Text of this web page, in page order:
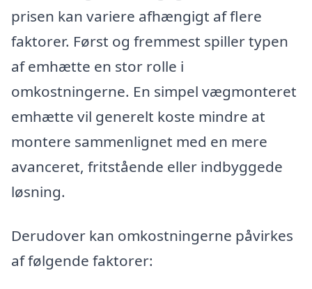
prisen kan variere afhængigt af flere
faktorer. Først og fremmest spiller typen
af emhætte en stor rolle i
omkostningerne. En simpel vægmonteret
emhætte vil generelt koste mindre at
montere sammenlignet med en mere
avanceret, fritstående eller indbyggede
løsning.
Derudover kan omkostningerne påvirkes
af følgende faktorer: